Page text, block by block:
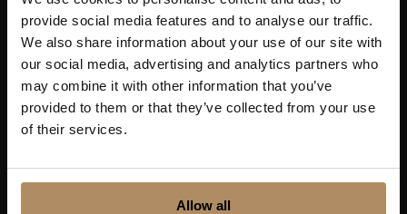
provide social media features and to analyse our traffic.
We also share information about your use of our site with
our social media, advertising and analytics partners who
may combine it with other information that you’ve
provided to them or that they’ve collected from your use
of their services.
Allow all
Ved påmelding godkjenner du at De Historiske lagrer
kontaktinformasjonen du gir oss, og at vi sender deg
nyhetsbrev om våre produkter og tjenester. Du kan
informasjon om vår praksis for personvern og hvordan vi
forplikter oss til å beskytte ditt personvern, kan du se våre